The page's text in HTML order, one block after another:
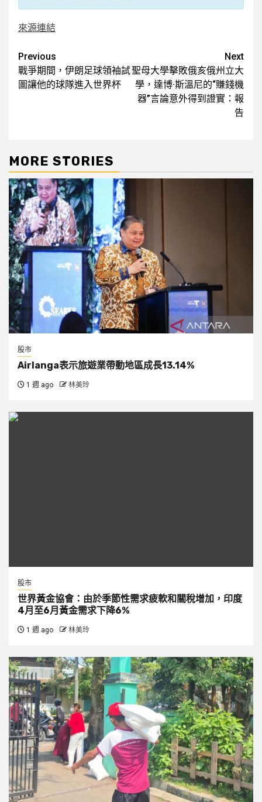
來源連結
Post
navigation
Previous
戰爭期間，伊朗足球領袖試
圖讓他的球隊進入世界杯
Next
聖母大學擊敗俄亥俄州立大
學，達博·斯溫尼的“賺錢機
器”言論意外得到證實：報
告
MORE STORIES
股市
Airlanga表示旅遊業帶動地區成長13.14%
1 週 ago 林美玲
股市
世界黃金協會：由於季節性需求疲軟和關稅增加，印度
4月至6月黃金需求下降6%
1 週 ago 林美玲